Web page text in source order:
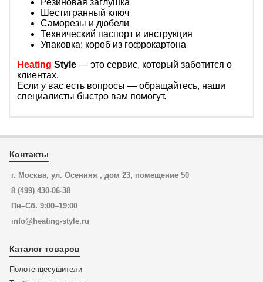
Резиновая заглушка
Шестигранный ключ
Саморезы и дюбели
Технический паспорт и инструкция
Упаковка: короб из гофрокартона
Heating Style — это сервис, который заботится о
клиентах.
Если у вас есть вопросы — обращайтесь, наши
специалисты быстро вам помогут.
Контакты
г. Москва, ул. Осенняя , дом 23, помещение 50
8 (499) 430-06-38
Пн–Сб. 9:00–19:00
info@heating-style.ru
Каталог товаров
Полотенцесушители